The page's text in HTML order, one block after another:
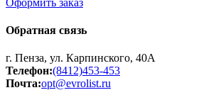
Обратная связь
г. Пенза, ул. Карпинского, 40А
Телефон:(8412)453-453
Почта:opt@evrolist.ru